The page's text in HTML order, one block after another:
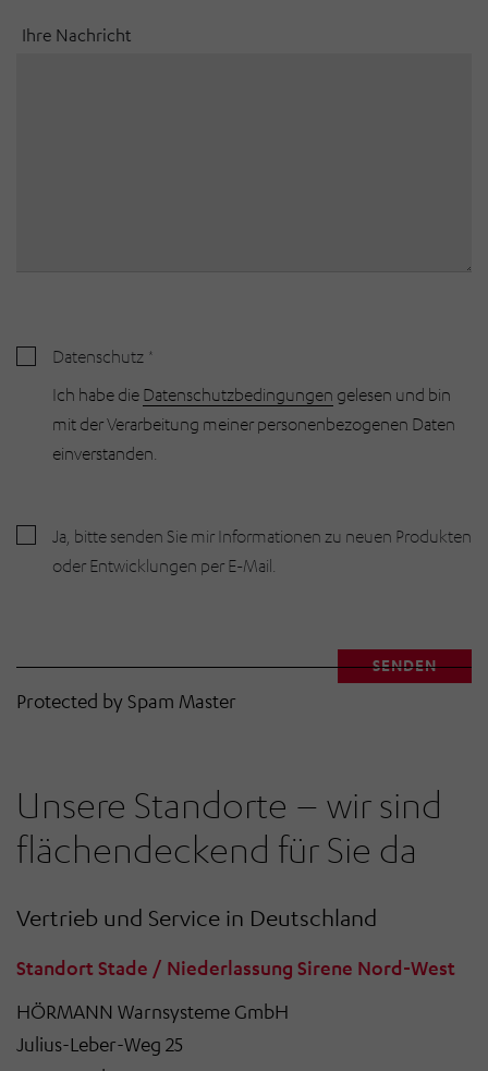
Ihre Nachricht
Datenschutz
Ich habe die Datenschutzbedingungen gelesen und bin
mit der Verarbeitung meiner personenbezogenen Daten
einverstanden.
Ja, bitte senden Sie mir Informationen zu neuen Produkten
oder Entwicklungen per E-Mail.
SENDEN
E-Mail Benutzer
Protected by Spam Master
Unsere Standorte – wir sind
flächendeckend für Sie da
Vertrieb und Service in Deutschland
Standort Stade / Niederlassung Sirene Nord-West
HÖRMANN Warnsysteme GmbH
Julius-Leber-Weg 25